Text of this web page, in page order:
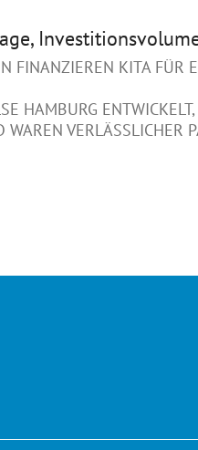
FINANZIEREN KITA
HAMBURG
VERLÄSSLICHER